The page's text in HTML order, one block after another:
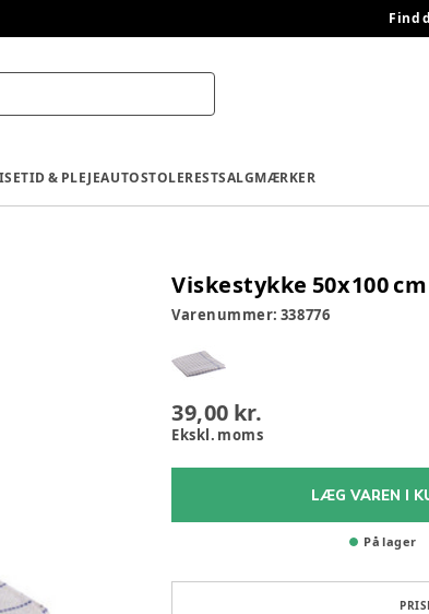
Find
& PLEJEAUTOSTOLERESTSALGMÆRKER
Viskestykke 50x100
Varenummer: 338776
39,00 kr.
Ekskl. moms
LÆG VAREN I
På lager